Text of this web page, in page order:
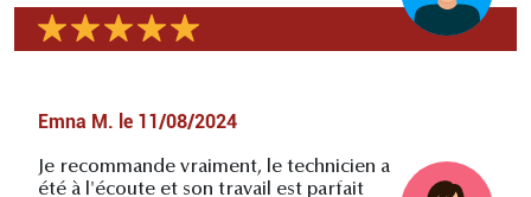
Emna M. le 11/08/2024
Je recommande vraiment, le technicien a
été à l'écoute et son travail est parfait